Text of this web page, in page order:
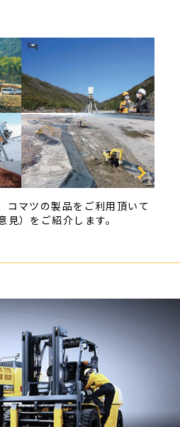
コマツの製品をご利用頂いて
）をご紹介します。